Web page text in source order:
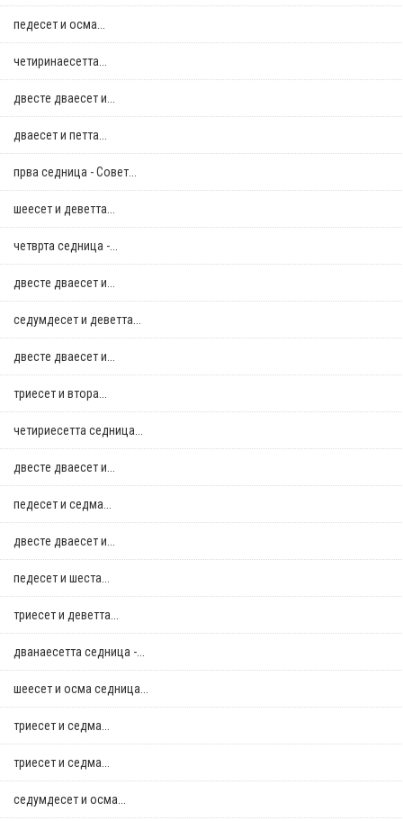
педесет и осма...
четиринаесетта...
двестe дваесет и...
дваесет и петта...
прва седница - Совет...
шеесет и деветта...
четврта седница -...
двестe дваесет и...
седумдесет и деветта...
двестe дваесет и...
триесет и втора...
четириесетта седница...
двестe дваесет и...
педесет и седма...
двестe дваесет и...
педесет и шеста...
триесет и деветта...
дванаесетта седница -...
шеесет и осма седница...
триесет и седма...
триесет и седма...
седумдесет и осма...